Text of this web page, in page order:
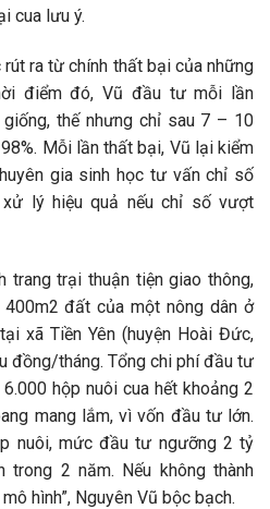
cua lưu ý.
ra từ chính thất bại của những
điểm đó, Vũ đầu tư mỗi lần
thế nhưng chỉ sau 7 – 10
Mỗi lần thất bại, Vũ lại kiểm
gia sinh học tư vấn chỉ số
lý hiệu quả nếu chỉ số vượt
trang trại thuận tiện giao thông,
400m2 đất của một nông dân ở
xã Tiền Yên (huyện Hoài Đức,
đồng/tháng. Tổng chi phí đầu tư
hộp nuôi cua hết khoảng 2
mang lắm, vì vốn đầu tư lớn.
nuôi, mức đầu tư ngưỡng 2 tỷ
2 năm. Nếu không thành
hình”, Nguyên Vũ bộc bạch.